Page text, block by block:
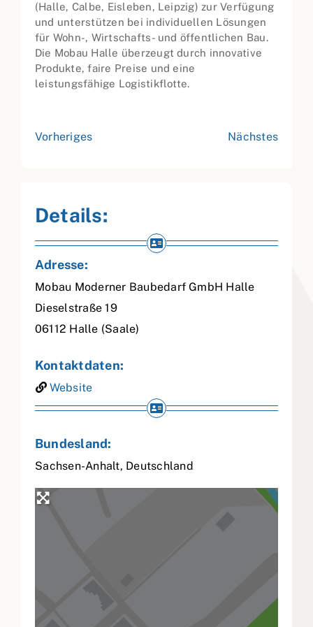
(Halle, Calbe, Eisleben, Leipzig) zur Verfügung
und unterstützen bei individuellen Lösungen
für Wohn-, Wirtschafts- und öffentlichen Bau.
Die Mobau Halle überzeugt durch innovative
Produkte, faire Preise und eine
leistungsfähige Logistikflotte.
Vorheriges Nächstes
Details:
Adresse:
Mobau Moderner Baubedarf GmbH Halle
Dieselstraße 19
06112 Halle (Saale)
Kontaktdaten:
Website
Bundesland:
Sachsen-Anhalt, Deutschland